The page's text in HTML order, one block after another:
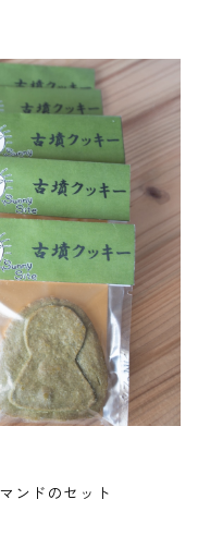
ンドのセット